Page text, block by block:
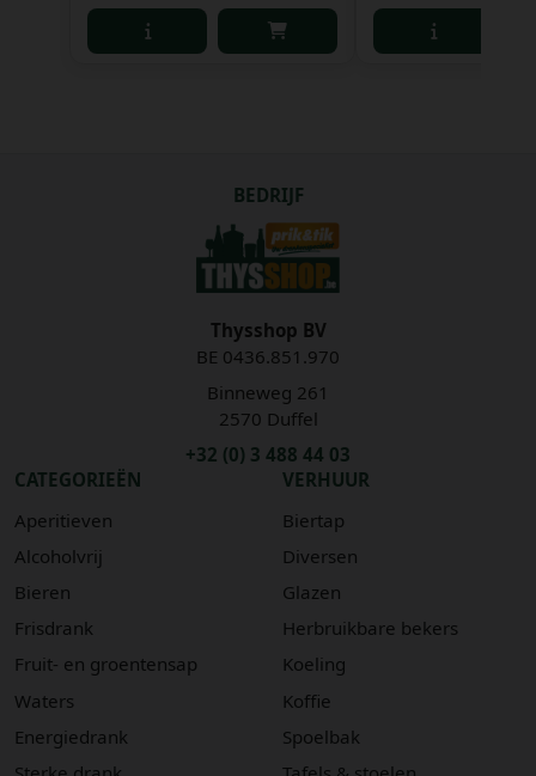
BEDRIJF
Thysshop BV
BE 0436.851.970
Binneweg 261
2570 Duffel
+32 (0) 3 488 44 03
CATEGORIEËN
Aperitieven
Alcoholvrij
Bieren
Frisdrank
Fruit- en groentensap
Waters
Energiedrank
VERHUUR
Biertap
Diversen
Glazen
Herbruikbare bekers
Koeling
Koffie
Spoelbak